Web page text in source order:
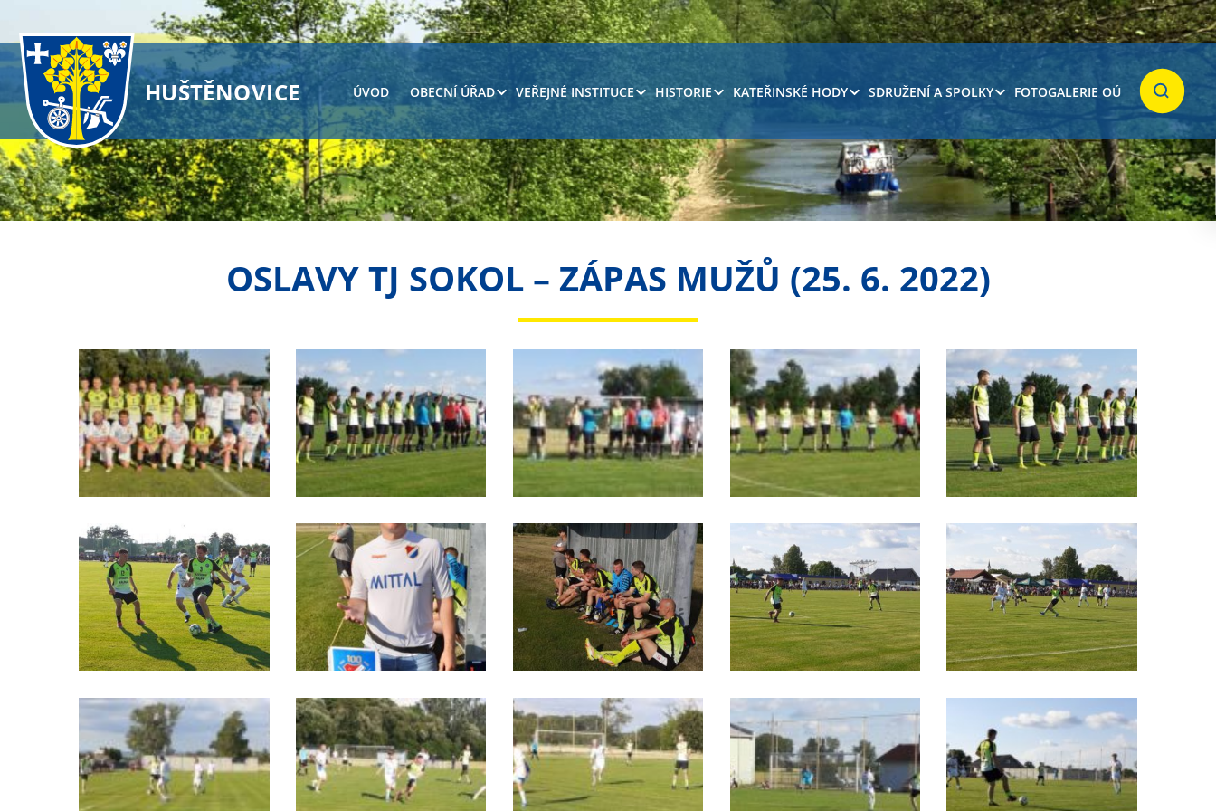
HUŠTĚNOVICE ÚVOD OBECNÍ ÚŘAD VEŘEJNÉ INSTITUCE HISTORIE KATEŘINSKÉ HODY SDRUŽENÍ A SPOLKY FOTOGALERIE OÚ
Hledat
OSLAVY TJ SOKOL – ZÁPAS MUŽŮ (25. 6. 2022)